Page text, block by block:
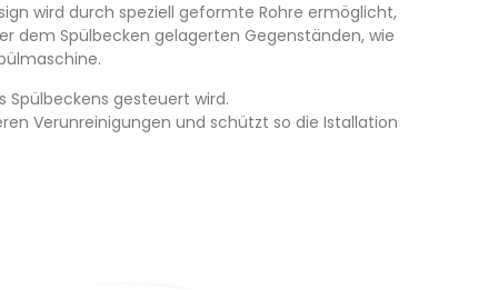
wird durch speziell geformte Rohre ermöglicht,
dem Spülbecken gelagerten Gegenständen, wie
gesteuert wird.
Verunreinigungen und schützt so die Istallation